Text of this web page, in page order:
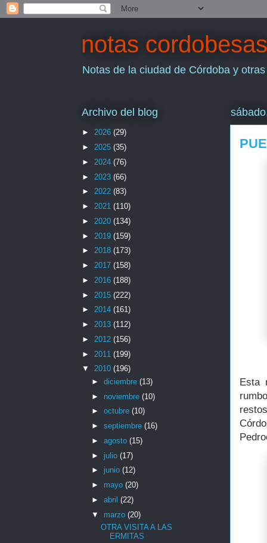
notas cordobesas
Notas de la ciudad de Córdoba y
Esta
Archivo del blog
► 2026 (29)
► 2025 (35)
► 2024 (76)
► 2023 (66)
► 2022 (83)
► 2021 (110)
► 2020 (134)
► 2019 (159)
► 2018 (173)
► 2017 (158)
► 2016 (188)
► 2015 (222)
► 2014 (161)
► 2013 (112)
► 2012 (156)
► 2011 (199)
▼ 2010 (196)
► diciembre (13)
► noviembre (10)
► octubre (10)
► septiembre (16)
► agosto (15)
► julio (17)
► junio (12)
► mayo (20)
► abril (22)
▼ marzo (20)
OTRA VISITA A LAS
ERMITAS